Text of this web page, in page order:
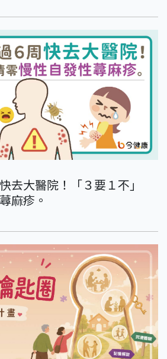
去大醫院！「３要１不」
麻疹。